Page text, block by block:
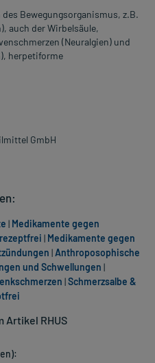
Bewegungsorganismus, z.B.
auch der Wirbelsäule,
(Neuralgien) und
herpetiforme
GmbH
Artikel RHUS
| Medikamente gegen
| Medikamente gegen
|Anthroposophische
und Schwellungen |
|Schmerzsalbe &